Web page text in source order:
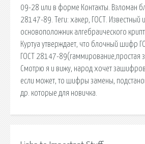
09-28 или в форме Контакты. Взломан
28147-89. Теги: хакер, ГОСТ. Известный
основоположник алгебраического
Куртуа утверждает, что блочный шифр
ГОСТ 28147-89(гаммирование,простая
Смотрю я и вижу, народ хочет
если может, то шифры замены,
др. которые для новичка.